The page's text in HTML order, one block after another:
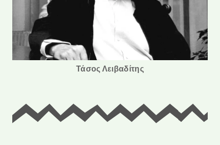
60 Προϊόντα
Τάσος Λειβαδίτης